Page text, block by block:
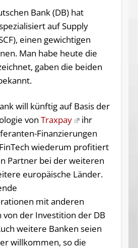
Bank (DB) hat
auf Supply
einen gewichtigen
Man habe heute die
gaben die beiden
will künftig auf Basis der
von Traxpay
ihr
Finanzierungen
wiederum profitiert
Partner bei der weiteren
europäische Länder.
mit anderen
von der Investition der DB
weitere Banken seien
willkommen, so die